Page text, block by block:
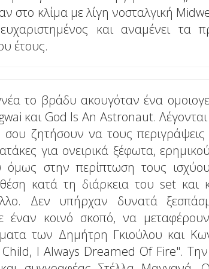
στο κλίμα με λίγη νοσταλγική
και αναμένει τα
έτους.
το βράδυ ακουγόταν ένα
και God Is An Astronaut. Λέγονται
ζητήσουν να τους
για ονειρικά ξέφωτα,
όμως στην περίπτωση τους
κατά τη διάρκεια του set και
Δεν υπήρχαν δυνατά
κοινό σκοπό, να μεταφέρουν
των Δημήτρη Γκιούλου και
I Always Dreamed Of Fire".